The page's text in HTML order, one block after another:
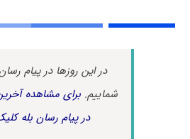
در این روزها در پیام
شماییم.برای مشاهده
در پیام رسان بله